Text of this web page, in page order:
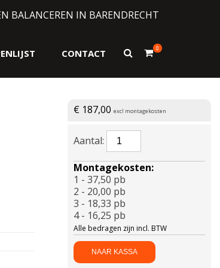
BALANCEREN IN BARENDRECHT
CONTACT
Toon
0
€ 187,00 excl montagekosten
BRIDGESTONE-
TURANZA
AS
6
Enliten
XL
255/40
R19
100Y
aantal
NAAR KASSA
Montagekosten:
1 - 37,50 pb
2 - 20,00 pb
3 - 18,33 pb
4 - 16,25 pb
Alle bedragen zijn incl. BTW